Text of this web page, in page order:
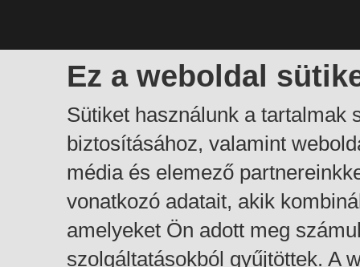
Ez a weboldal
Sütiket használunk a tartalmak
biztosításához, valamint
média és elemező
vonatkozó adatait, akik
amelyeket Ön adott meg
szolgáltatásokból gyűjtöttek. A